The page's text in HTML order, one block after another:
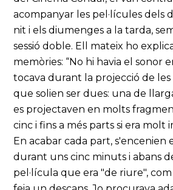
acompanyar les pel·lícules dels
nit i els diumenges a la tarda,
sessió doble. Ell mateix ho
memòries: “No hi havia el sonor
tocava durant la projecció de les
que solien ser dues: una de
es projectaven en molts
cinc i fins a més parts si era molt
En acabar cada part, s'encenien
durant uns cinc minuts i abans
pel·lícula que era "de riure", com